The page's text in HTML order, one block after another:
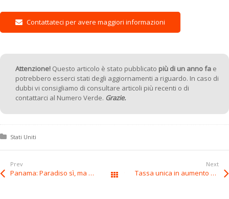
Contattateci per avere maggiori informazioni
Attenzione! Questo articolo è stato pubblicato più di un anno fa e
potrebbero esserci stati degli aggiornamenti a riguardo. In caso di
dubbi vi consigliamo di consultare articoli più recenti o di
contattarci al Numero Verde. Grazie.
Posted in:
Stati Uniti
Prev
Panama: Paradiso sì, ma pulito Tutti gli articoli
Next
Tassa unica in aumento a Panama